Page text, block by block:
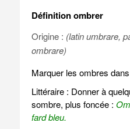
Définition ombrer
Origine : (latin umbrare,
ombrare)
Marquer les ombres
Littéraire : Donner à
sombre, plus foncée :
fard bleu.